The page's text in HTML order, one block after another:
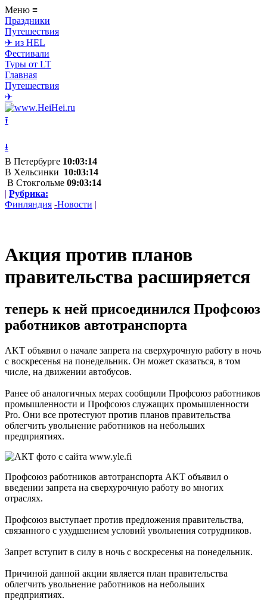
Меню ≡
Праздники
Путешествия
✈ из HEL
Фестивали
Туры от LT
Главная
Путешествия
✈
⭱
⭳
В Петербурге 10:03:14
В Хельсинки 10:03:14
В Стокгольме 09:03:14
| Рубрика:
Финляндия -Новости |
Акция против планов
правительства расширяется
теперь к ней присоединился Профсоюз
работников автотранспорта
AKT объявил о начале запрета на сверхурочную работу в ночь
с воскресенья на понедельник. Он может сказаться, в том
числе, на движении автобусов.
Ранее об аналогичных мерах сообщили Профсоюз работников
промышленности и Профсоюз служащих промышленности
Pro. Они все протестуют против планов правительства
облегчить увольнение работников на небольших
предприятиях.
Профсоюз работников автотранспорта AKT объявил о
введении запрета на сверхурочную работу во многих
отраслях.
Профсоюз выступает против предложения правительства,
связанного с ухудшением условий увольнения сотрудников.
Запрет вступит в силу в ночь с воскресенья на понедельник.
Причиной данной акции является план правительства
облегчить увольнение работников на небольших
предприятиях.